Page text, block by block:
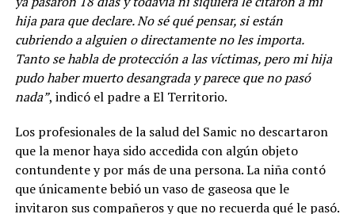
hija para que declare. No sé qué pensar, si están
cubriendo a alguien o directamente no les importa.
Tanto se habla de protección a las víctimas, pero mi hija
pudo haber muerto desangrada y parece que no pasó
nada”, indicó el padre a El Territorio.
Los profesionales de la salud del Samic no descartaron
que la menor haya sido accedida con algún objeto
contundente y por más de una persona. La niña contó
que únicamente bebió un vaso de gaseosa que le
invitaron sus compañeros y que no recuerda qué le pasó.